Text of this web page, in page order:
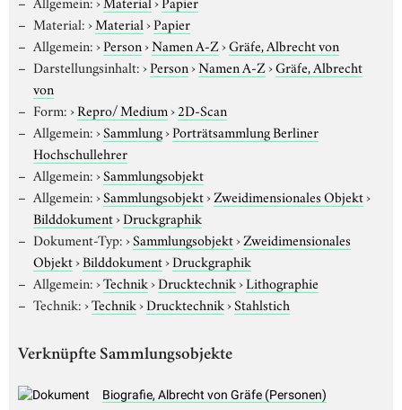
Material:›Material›Papier
Allgemein:›Person›Namen A-Z›Gräfe, Albrecht von
Darstellungsinhalt:›Person›Namen A-Z›Gräfe, Albrecht
von
Form:›Repro/ Medium›2D-Scan
Allgemein:›Sammlung›Porträtsammlung Berliner
Hochschullehrer
Allgemein:›Sammlungsobjekt
Allgemein:›Sammlungsobjekt›Zweidimensionales Objekt›
Bilddokument›Druckgraphik
Dokument-Typ:›Sammlungsobjekt›Zweidimensionales
Objekt›Bilddokument›Druckgraphik
Allgemein:›Technik›Drucktechnik›Lithographie
Technik:›Technik›Drucktechnik›Stahlstich
Verknüpfte Sammlungsobjekte
Biografie, Albrecht von Gräfe (Personen)